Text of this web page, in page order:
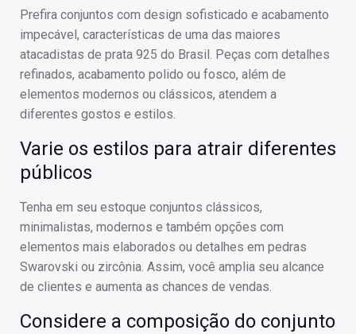
Prefira conjuntos com design sofisticado e acabamento
impecável, características de uma das maiores
atacadistas de prata 925 do Brasil. Peças com detalhes
refinados, acabamento polido ou fosco, além de
elementos modernos ou clássicos, atendem a
diferentes gostos e estilos.
Varie os estilos para atrair diferentes
públicos
Tenha em seu estoque conjuntos clássicos,
minimalistas, modernos e também opções com
elementos mais elaborados ou detalhes em pedras
Swarovski ou zircônia. Assim, você amplia seu alcance
de clientes e aumenta as chances de vendas.
Considere a composição do conjunto